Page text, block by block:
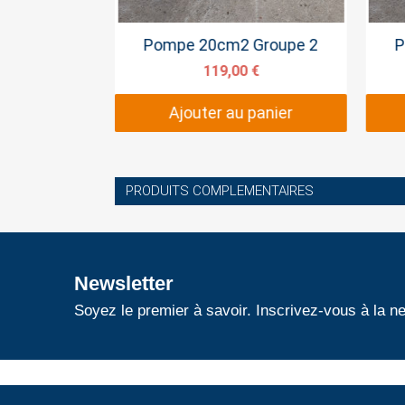
Aperçu rapide
Pompe 20cm2 Groupe 2
119,00 €
Ajouter au panier
PRODUITS COMPLEMENTAIRES
Newsletter
Soyez le premier à savoir. Inscrivez-vous à la